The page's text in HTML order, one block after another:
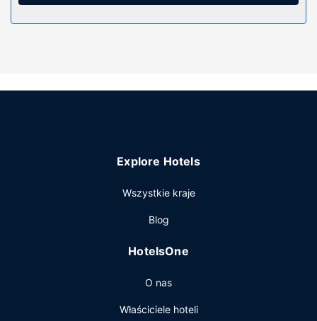
Dostępne udogodnienia rekreacyjne to basen kryty i
apetyt gości zaspokoi sklep ogólnospożywczy. Hotel
Pozostałe udogodnienia
biznesowe, usługi pralni chemicznej oraz recepcja
udogodnienia konferencyjne takie jak pomieszczenia
Explore Hotels
Wszystkie kraje
Blog
HotelsOne
O nas
Właściciele hoteli